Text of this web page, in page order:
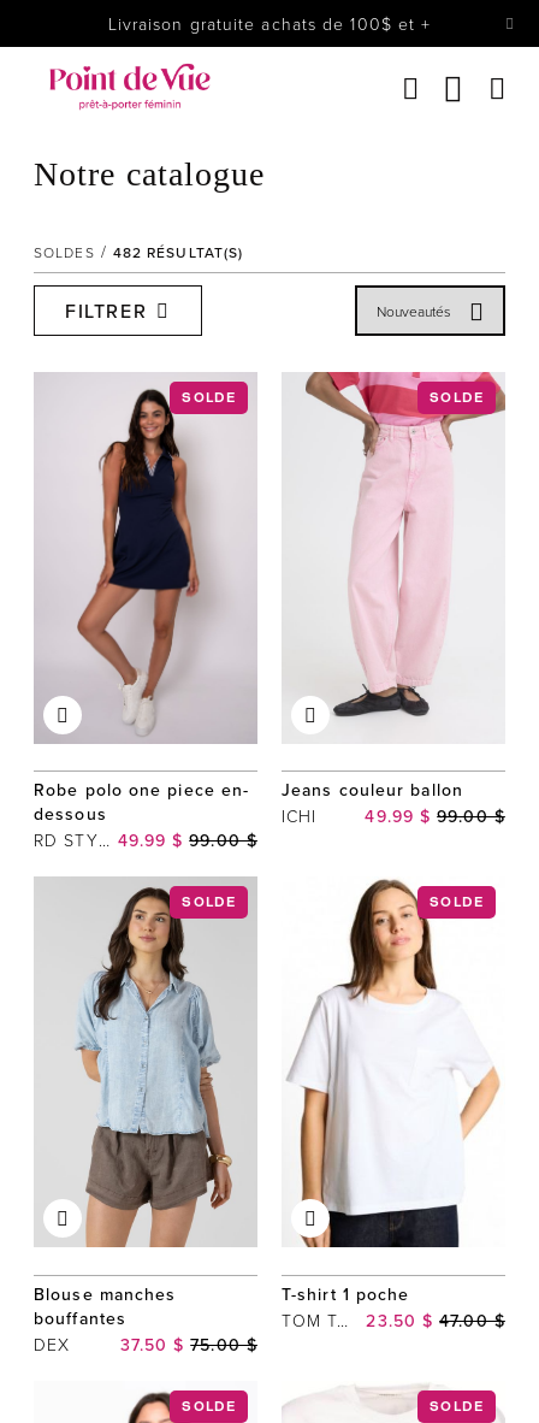
Livraison gratuite achats de 100$ et +
Femmes
Chaussures
Prêt à reporter
Politiques de cookies
Politique de confidentialité
Politiques et conditions d'achats
Notre catalogue
FILTRER
SOLDES 482 RÉSULTAT(S)
SOLDE
Robe polo one piece en-
dessous
RD STYLE 49.99 $ 99.00 $
SOLDE
Jeans couleur ballon
ICHI 49.99 $ 99.00 $
SOLDE
Blouse manches
bouffantes
DEX 37.50 $ 75.00 $
SOLDE
T-shirt 1 poche
TOM TAILOR 23.50 $ 47.00 $
SOLDE SOLDE